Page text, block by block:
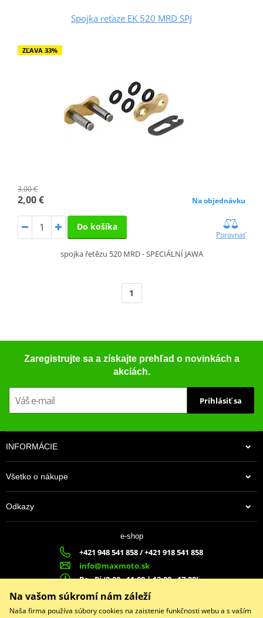
Spojka reťaze EK 520 MRD SPJ
ZĽAVA 33%
3,00 €
2,00 € Na objednávku
Do košíka
Porovnať
spojka řetězu 520 MRD - SPECIÁLNÍ JAWA
1
Zaregistrujte sa a získajte prehľad o novinkách a
akciách.
Prihlásiť sa
INFORMÁCIE
Všetko o nákupe
Odkazy
e-shop
+421 948 541 858 / +421 918 541 858
info@maxmoto.sk
Po - Pi (8:00 - 11:00 | 12:00 - 17:00)
MAX
MOTO s.r.o.
Slovenských dobrovoľníkov 1439
022 01 Čadca
Na vašom súkromí nám záleží
Naša firma používa súbory cookies na zaistenie funkčnosti webu a s vaším